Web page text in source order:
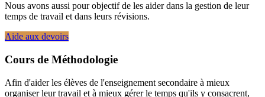
Nous avons aussi pour objectif de les aider dans la gestion de leur
temps de travail et dans leurs révisions.
Aide aux devoirs
Cours de Méthodologie
Afin d'aider les élèves de l'enseignement secondaire à mieux
organiser leur travail et à mieux gérer le temps qu'ils y consacrent,